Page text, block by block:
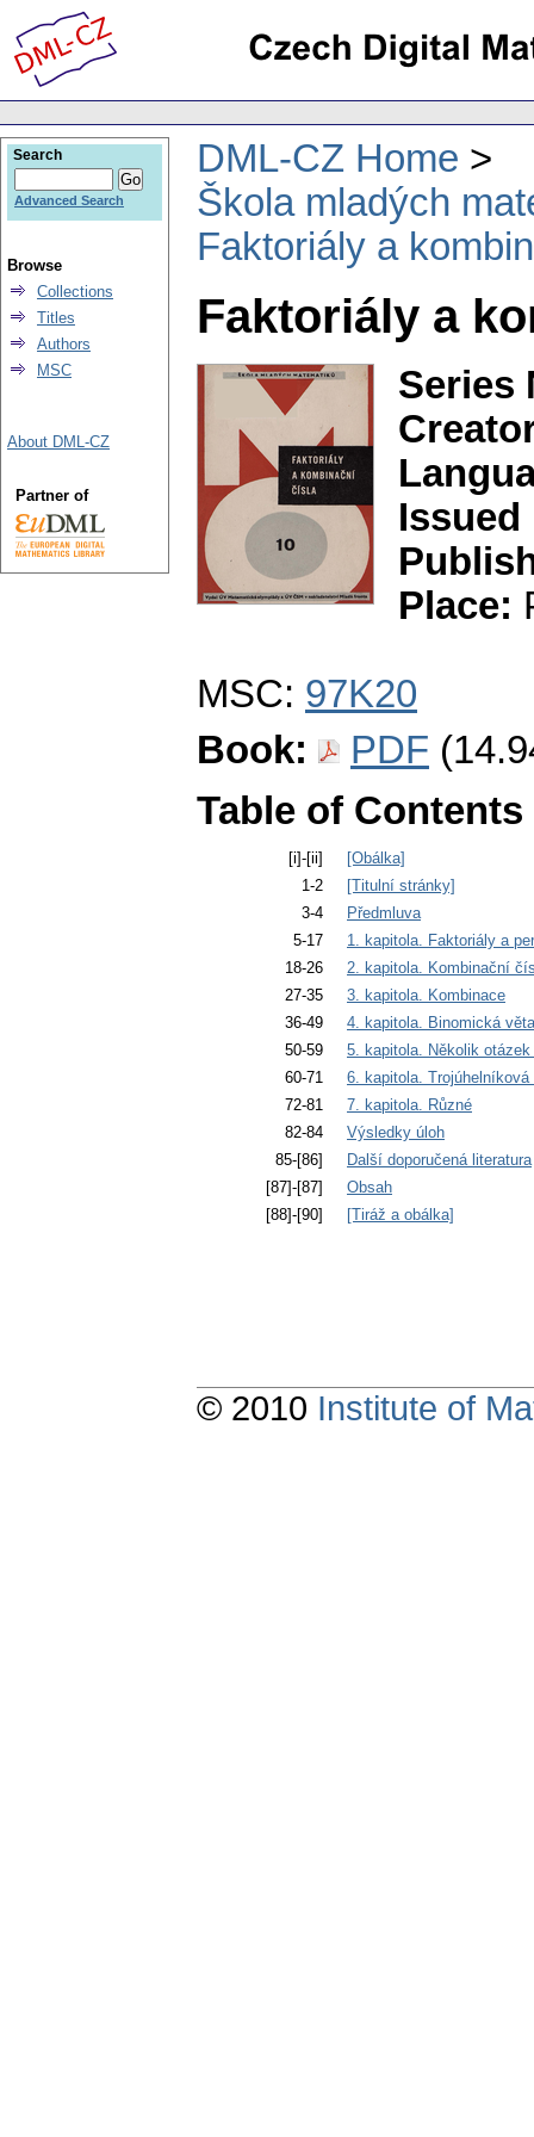
DML-CZ Home
Škola mladých
Faktoriály a
Faktoriály a
Series
Issued
Place:
MSC: 97K20
Book:
PDF
Table of Contents
[i]-[ii]
[Obálka]
1-2
[Titulní stránky]
3-4
Předmluva
5-17
1. kapitola. Faktoriály a
18-26
2. kapitola. Kombinační
27-35
3. kapitola. Kombinace
36-49
4. kapitola. Binomická věta
50-59
5. kapitola. Několik
60-71
6. kapitola.
72-81
7. kapitola. Různé
82-84
Výsledky úloh
85-[86]
Další doporučená literatura
[87]-[87]
Obsah
[88]-[90]
[Tiráž a obálka]
Search
Advanced Search
Browse
Collections
Titles
Authors
MSC
About DML-CZ
Partner of
© 2010 Institute of